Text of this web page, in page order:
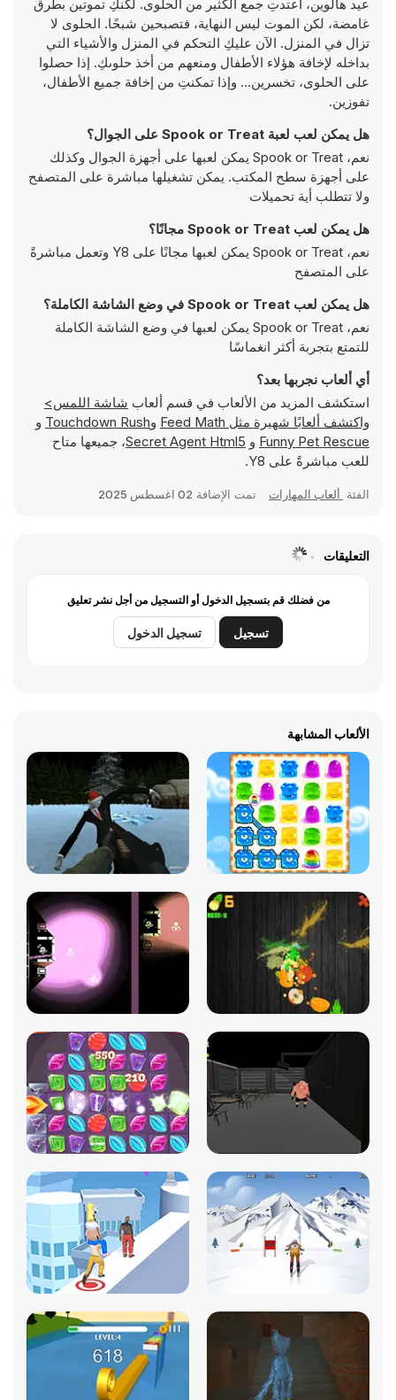
عيد هالوين، اعتدتِ جمع الكثير من الحلوى. لكنكِ تموتين بطرق
غامضة، لكن الموت ليس النهاية، فتصبحين شبحًا. الحلوى لا
تزال في المنزل. الآن عليكِ التحكم في المنزل والأشياء التي
بداخله لإخافة هؤلاء الأطفال ومنعهم من أخذ حلوىكِ. إذا حصلوا
على الحلوى، تخسرين… وإذا تمكنتِ من إخافة جميع الأطفال،
تفوزين.
هل يمكن لعب لعبة Spook or Treat على الجوال؟
نعم، Spook or Treat يمكن لعبها على أجهزة الجوال وكذلك
على أجهزة سطح المكتب. يمكن تشغيلها مباشرة على المتصفح
ولا تتطلب أية تحميلات
هل يمكن لعب Spook or Treat مجانًا؟
نعم، Spook or Treat يمكن لعبها مجانًا على Y8 وتعمل مباشرةً
على المتصفح
هل يمكن لعب Spook or Treat في وضع الشاشة الكاملة؟
نعم، Spook or Treat يمكن لعبها في وضع الشاشة الكاملة
للتمتع بتجربة أكثر انغماسًا
أي ألعاب نجربها بعد؟
استكشف المزيد من الألعاب في قسم ألعاب شاشة اللمس>
واكتشف ألعابًا شهيرة مثل Feed Math وTouchdown Rush و
Funny Pet Rescue و Secret Agent Html5، جميعها متاح
للعب مباشرةً على Y8.
الفئة ألعاب المهارات تمت الإضافة 02 اغسطس 2025
التعليقات
من فضلك قم بتسجيل الدخول أو التسجيل من أجل نشر تعليق
تسجيل تسجيل الدخول
الألعاب المشابهة